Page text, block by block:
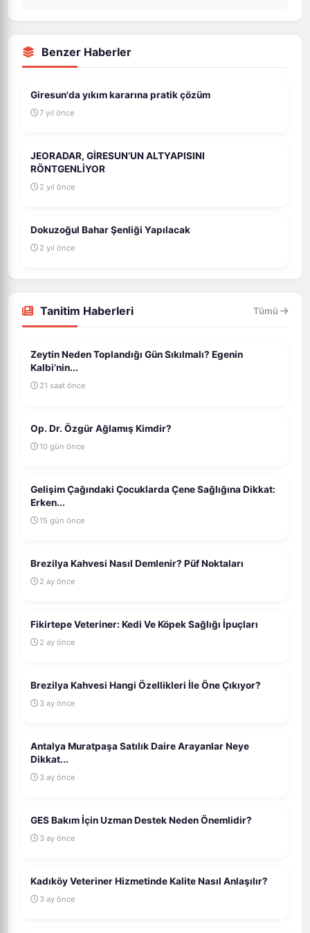
Benzer Haberler
Giresun'da yıkım kararına pratik çözüm
7 yıl önce
JEORADAR, GİRESUN’UN ALTYAPISINI
RÖNTGENLİYOR
2 yıl önce
Dokuzoğul Bahar Şenliği Yapılacak
2 yıl önce
Tanitim Haberleri Tümü
Zeytin Neden Toplandığı Gün Sıkılmalı? Egenin
Kalbi’nin...
21 saat önce
Op. Dr. Özgür Ağlamış Kimdir?
10 gün önce
Gelişim Çağındaki Çocuklarda Çene Sağlığına Dikkat:
Erken...
15 gün önce
Brezilya Kahvesi Nasıl Demlenir? Püf Noktaları
2 ay önce
Fikirtepe Veteriner: Kedi Ve Köpek Sağlığı İpuçları
2 ay önce
Brezilya Kahvesi Hangi Özellikleri İle Öne Çıkıyor?
3 ay önce
Antalya Muratpaşa Satılık Daire Arayanlar Neye
Dikkat...
3 ay önce
GES Bakım İçin Uzman Destek Neden Önemlidir?
3 ay önce
Kadıköy Veteriner Hizmetinde Kalite Nasıl Anlaşılır?
3 ay önce